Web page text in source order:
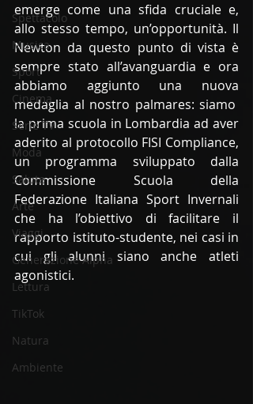
Spettacolo
Musica
Sport
Cinema
Serie TV
Moda
Salute
Arte
Viaggi
Generazione Alpha
Lettura
TikTok
Natura
Ambiente
emerge come una sfida cruciale e,
allo stesso tempo, un’opportunità. Il
Newton da questo punto di vista è
sempre stato all’avanguardia e ora
abbiamo aggiunto una nuova
medaglia al nostro palmares: siamo
la prima scuola in Lombardia ad aver
aderito al protocollo FISI Compliance,
un programma sviluppato dalla
Commissione Scuola della
Federazione Italiana Sport Invernali
che ha l’obiettivo di facilitare il
rapporto istituto-studente, nei casi in
cui gli alunni siano anche atleti
agonistici.